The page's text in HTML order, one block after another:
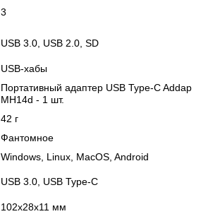
3
USB 3.0, USB 2.0, SD
USB-хабы
Портативный адаптер USB Type-C Addap
MH14d - 1 шт.
42 г
Фантомное
Windows, Linux, MacOS, Android
USB 3.0, USB Type-C
102x28x11 мм